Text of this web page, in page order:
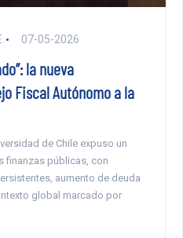
07-05-2026
la nueva
Fiscal Autónomo a la
de Chile expuso un
finanzas públicas, con
aumento de deuda
global marcado por